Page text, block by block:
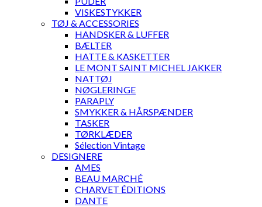
VISKESTYKKER
TØJ & ACCESSORIES
HANDSKER & LUFFER
BÆLTER
HATTE & KASKETTER
LE MONT SAINT MICHEL JAKKER
NATTØJ
NØGLERINGE
PARAPLY
SMYKKER & HÅRSPÆNDER
TASKER
TØRKLÆDER
Sélection Vintage
DESIGNERE
AMES
BEAU MARCHÉ
CHARVET ÉDITIONS
DANTE